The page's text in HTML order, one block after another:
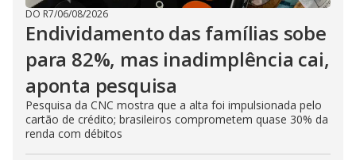
DO R7/06/08/2026
Endividamento das famílias sobe
para 82%, mas inadimplência cai,
aponta pesquisa
Pesquisa da CNC mostra que a alta foi impulsionada pelo
cartão de crédito; brasileiros comprometem quase 30% da
renda com débitos